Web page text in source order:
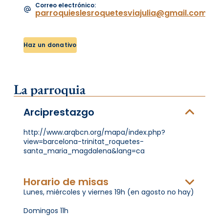
Correo electrónico:
parroquieslesroquetesviajulia@gmail.com
Haz un donativo
La parroquia
Arciprestazgo
http://www.arqbcn.org/mapa/index.php?
view=barcelona-trinitat_roquetes-
santa_maria_magdalena&lang=ca
Horario de misas
Lunes, miércoles y viernes 19h (en agosto no hay)
Domingos 11h